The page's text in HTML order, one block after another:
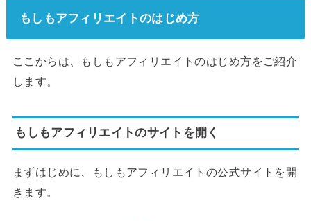
もしもアフィリエイトのはじめ方
ここからは、もしもアフィリエイトのはじめ方をご紹介
します。
もしもアフィリエイトのサイトを開く
まずはじめに、もしもアフィリエイトの公式サイトを開
きます。